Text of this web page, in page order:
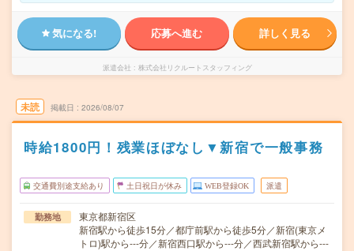
気になる! 応募へ進む 詳しく見る
派遣会社 株式会社リクルートスタッフィング
未読 掲載日 2026/08/07
時給1800円！残業ほぼなし▼新宿で一般事務
交通費別途支給あり 土日祝日が休み WEB登録OK 派遣
勤務地
東京都新宿区
新宿駅から徒歩15分／都庁前駅から徒歩5分／新宿(東京メ
トロ)駅から---分／新宿西口駅から---分／西武新宿駅から---